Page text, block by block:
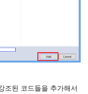
조된 코드들을 추가해서